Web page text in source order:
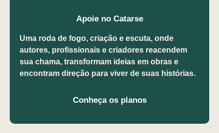
Apoie no Catarse
Uma roda de fogo, criação e escuta, onde
autores, profissionais e criadores reacendem
sua chama, transformam ideias em obras e
encontram direção para viver de suas histórias.
Conheça os planos